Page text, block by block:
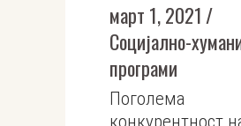
март 1, 2021
Социјално-
програми
Поголема
конкурентност